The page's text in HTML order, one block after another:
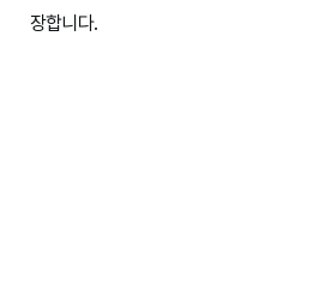
장합니다.